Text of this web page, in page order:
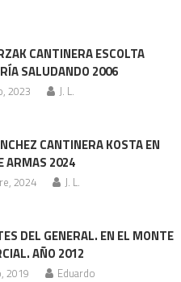
CANTINERA ESCOLTA
SALUDANDO 2006
2023 J. L.
CANTINERA KOSTA EN
ARMAS 2024
2024 J. L.
DEL GENERAL. EN EL MONTE
AÑO 2012
2019 Eduardo